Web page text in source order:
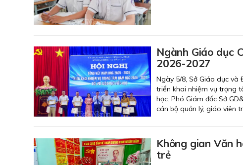
Ngành Giáo dục
2026-2027
Ngày 5/8, Sở Giáo dục
triển khai nhiệm vụ trọng
học. Phó Giám đốc Sở
cán bộ quản lý, giáo viên
Không gian Văn
trẻ